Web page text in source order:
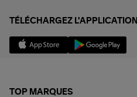
TÉLÉCHARGEZ L'APPLICATION
TOP MARQUES